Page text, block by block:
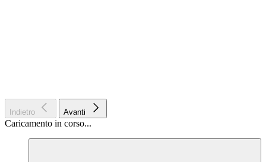
Indietro Avanti
Caricamento in corso...